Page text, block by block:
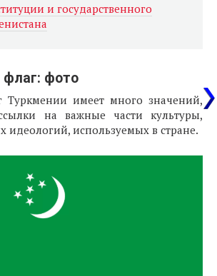
и государственного
флаг: фото
Туркмении имеет много значений,
на важные части культуры,
идеологий, используемых в стране.